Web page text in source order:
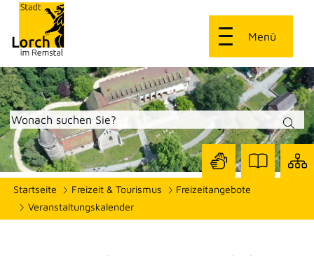
Menü
Startseite Freizeit & Tourismus
Freizeitangebote
Veranstaltungskalender
Seite
Seite